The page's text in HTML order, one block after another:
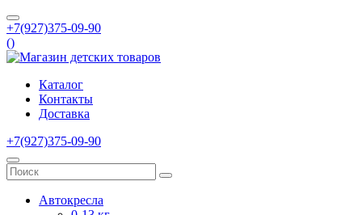
+7(927)375-09-90
()
Каталог
Контакты
Доставка
+7(927)375-09-90
Автокресла